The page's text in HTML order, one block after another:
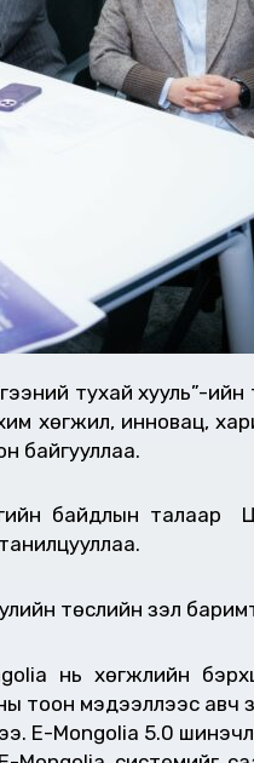
тухай хууль”-
хөгжил, инновац,
байгууллаа.
байдлын талаар
төслийн үзэл
нь хөгжлийн
тоон мэдээллээс
E-Mongolia 5.0